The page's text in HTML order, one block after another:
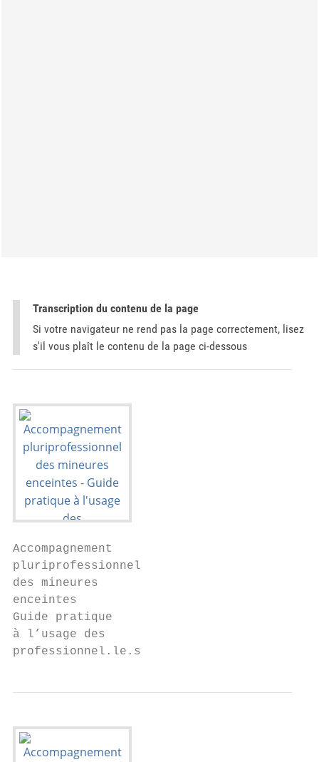
Transcription du contenu de la page
Si votre navigateur ne rend pas la page correctement, lisez
s'il vous plaît le contenu de la page ci-dessous
Accompagnement
pluriprofessionnel
des mineures
enceintes
Guide pratique
à l’usage des
professionnel.le.s